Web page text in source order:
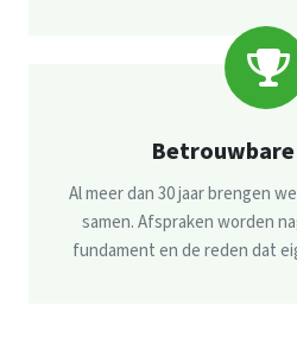
Al meer dan 30 jaar brengen
samen. Afspraken worden
fundament en de reden dat